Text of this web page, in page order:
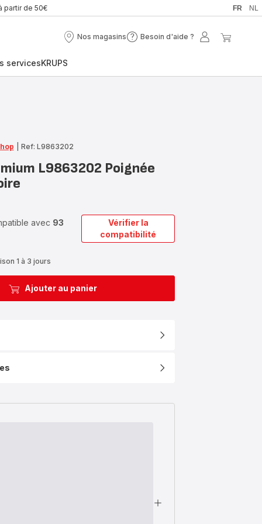
partir de 50€ FR NL
Nos magasins
Nos
Besoin d'aide ?
Besoin
Mon
servicesKRUPS
Ref: L9863202
L9863202 Poignée
avec 93
Vérifier la
compatibilité
1 à 3 jours
Ajouter au panier